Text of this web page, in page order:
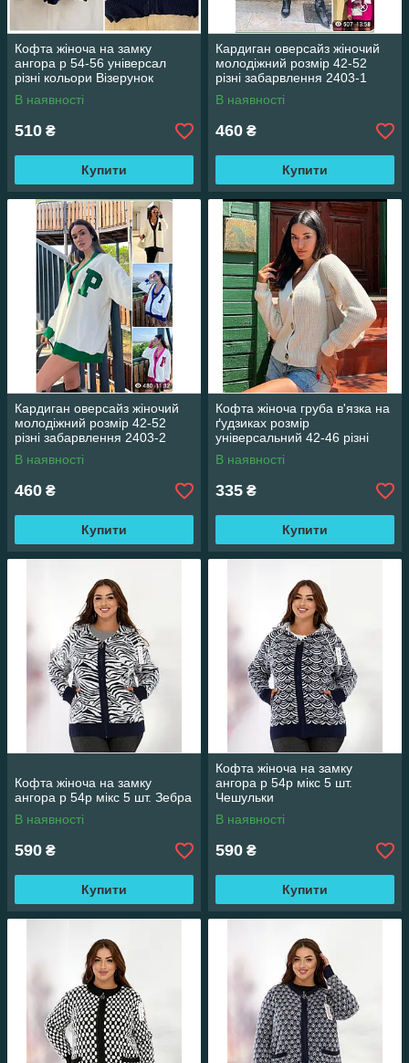
Кофта жіноча на замку
ангора р 54-56 універсал
різні кольори Візерунок
В наявності
510 ₴
Купити
Кардиган оверсайз жіночий
молодіжний розмір 42-52
різні забарвлення 2403-1
В наявності
460 ₴
Купити
Кардиган оверсайз жіночий
молодіжний розмір 42-52
різні забарвлення 2403-2
В наявності
460 ₴
Купити
Кофта жіноча груба в'язка на
ґудзиках розмір
універсальний 42-46 різні
кольори ВЕ 008
В наявності
335 ₴
Купити
Кофта жіноча на замку
ангора р 54р мікс 5 шт. Зебра
В наявності
590 ₴
Купити
Кофта жіноча на замку
ангора р 54р мікс 5 шт.
Чешульки
В наявності
590 ₴
Купити